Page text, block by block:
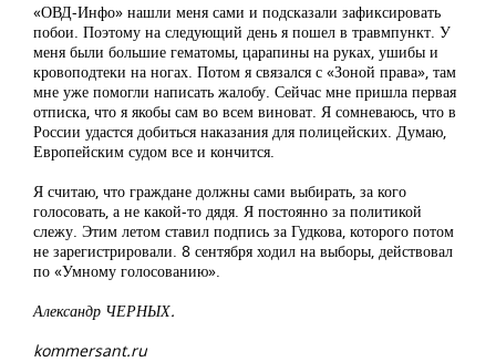
«ОВД-Инфо» нашли меня сами и подсказали зафиксировать
побои. Поэтому на следующий день я пошел в травмпункт. У
меня были большие гематомы, царапины на руках, ушибы и
кровоподтеки на ногах. Потом я связался с «Зоной права», там
мне уже помогли написать жалобу. Сейчас мне пришла первая
отписка, что я якобы сам во всем виноват. Я сомневаюсь, что в
России удастся добиться наказания для полицейских. Думаю,
Европейским судом все и кончится.
Я считаю, что граждане должны сами выбирать, за кого
голосовать, а не какой-то дядя. Я постоянно за политикой
слежу. Этим летом ставил подпись за Гудкова, которого потом
не зарегистрировали. 8 сентября ходил на выборы, действовал
по «Умному голосованию».
Александр ЧЕРНЫХ.
kommersant.ru